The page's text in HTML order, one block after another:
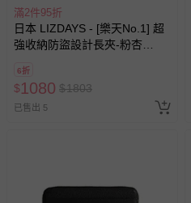
滿2件95折
日本 LIZDAYS - [樂天No.1] 超
強收納防盜設計長夾-粉杏
6折
$1080 $1803
已售出 5